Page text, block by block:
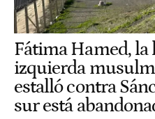
Fátima Hamed, la
izquierda
estalló contra
sur está